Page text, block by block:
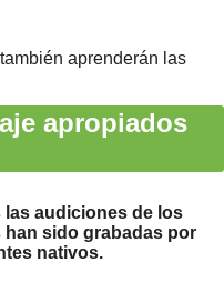
aprenderán las
apropiados
las audiciones de los
han sido grabadas por
nativos.